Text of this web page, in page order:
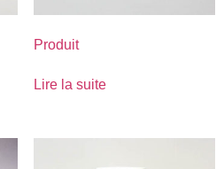
Produit
Lire la suite